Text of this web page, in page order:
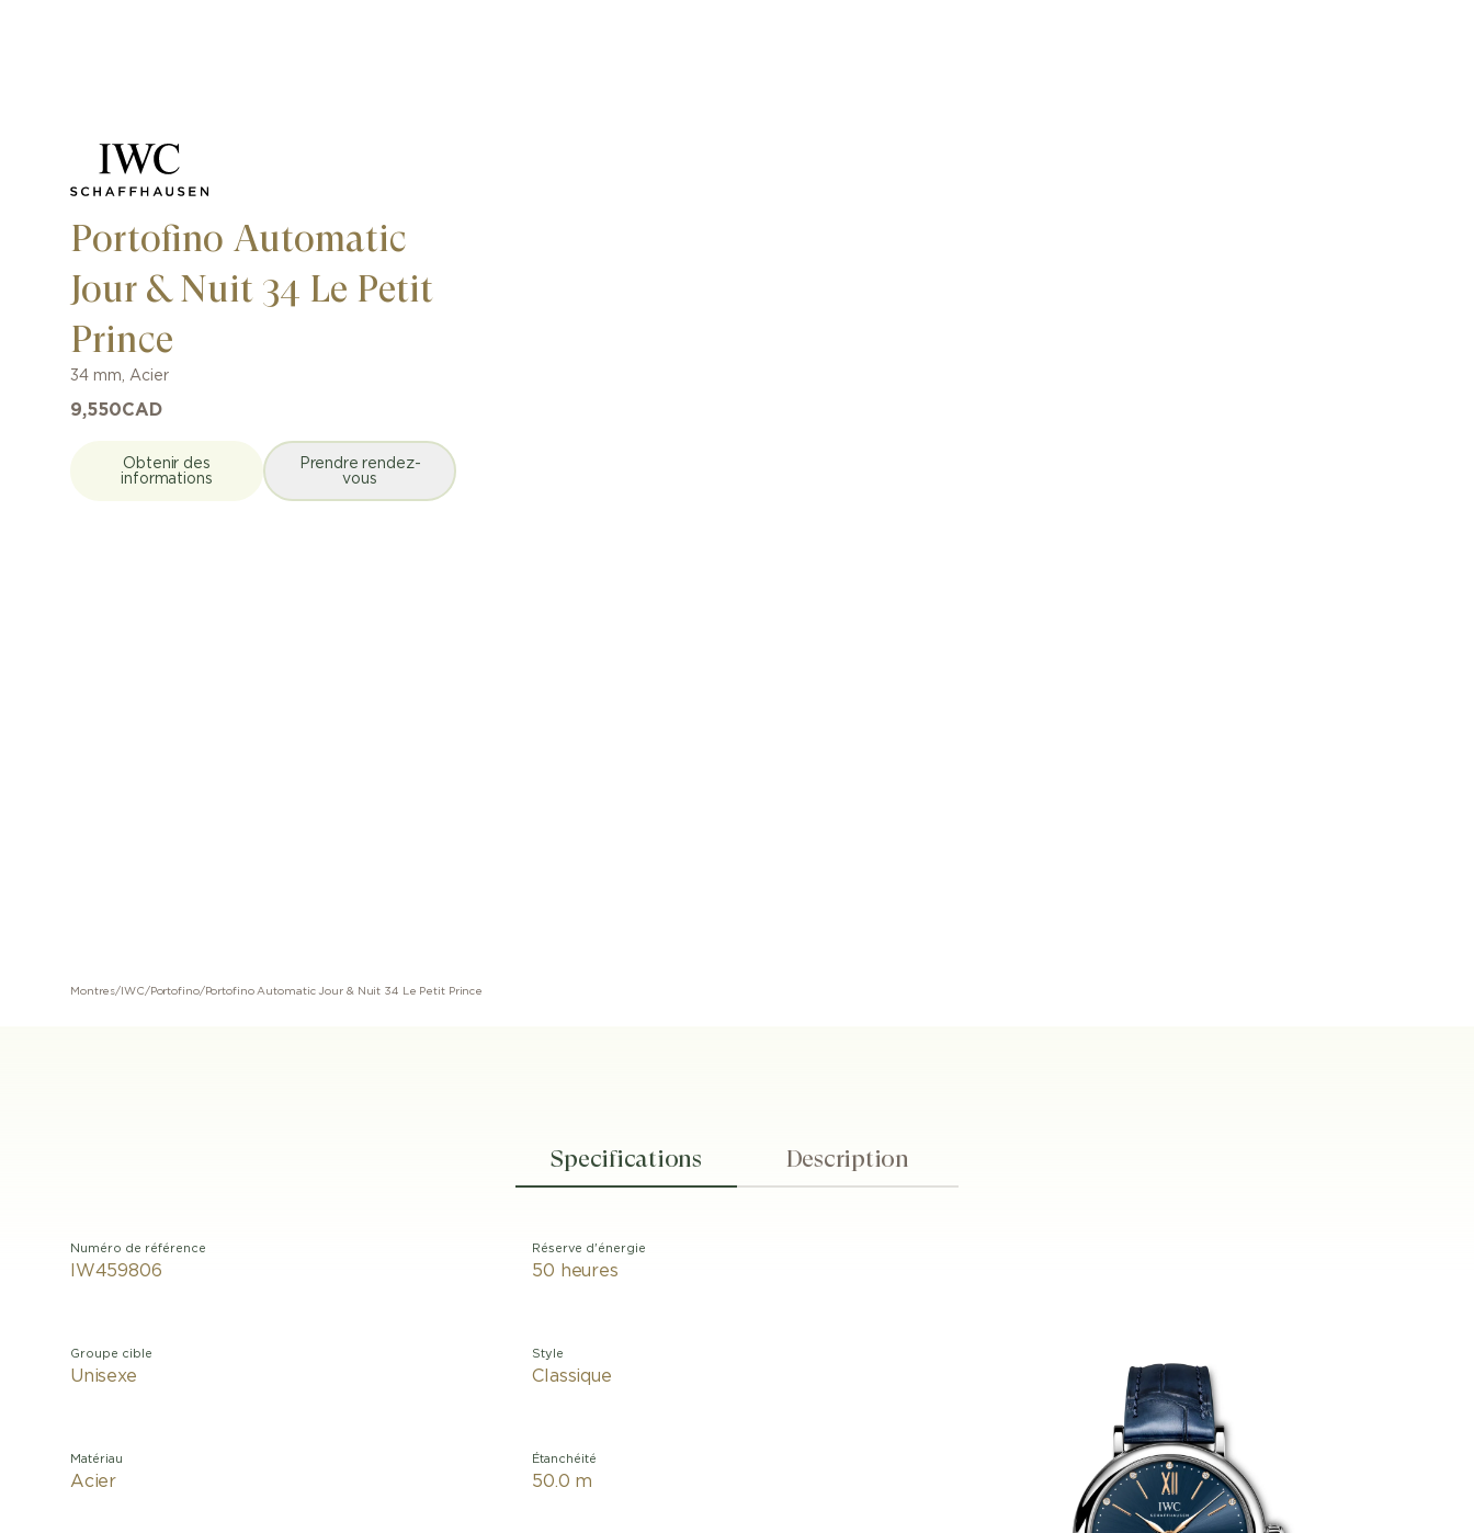
Portofino Automatic
Jour & Nuit 34 Le Petit
Prince
34 mm, Acier
9,550CAD
Obtenir des
informations
Prendre rendez-
vous
Montres/ IWC/Portofino/Portofino Automatic Jour & Nuit 34 Le Petit Prince
Specifications Description
Numéro de référence
IW459806
Groupe cible
Unisexe
Matériau
Acier
Réserve d'énergie
50 heures
Style
Classique
Étanchéité
50.0 m